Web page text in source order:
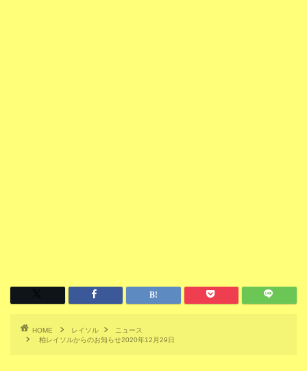
HOME レイソル
ニュース
柏レイソルからのお知らせ2020年12月29日